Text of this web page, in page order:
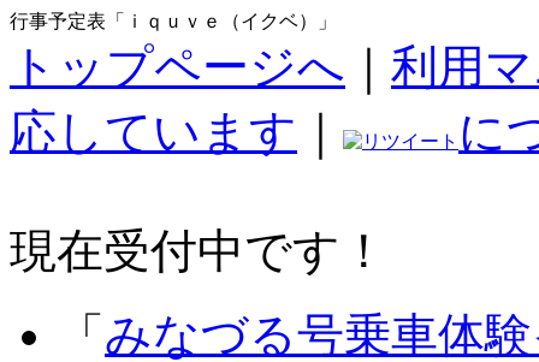
行事予定表「ｉｑｕｖｅ（イクベ）」
トップページへ
利用
応しています
に
現在受付中です！
「 みなづる号乗車体